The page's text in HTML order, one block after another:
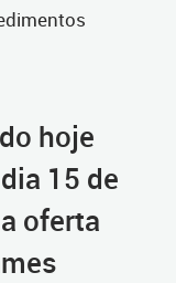
hoje
15 de
oferta